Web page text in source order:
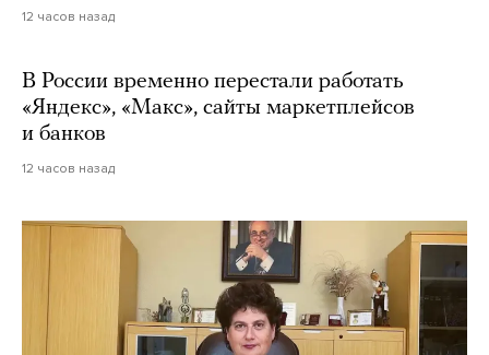
12 часов назад
В России временно перестали работать
«Яндекс», «Макс», сайты маркетплейсов
и банков
12 часов назад